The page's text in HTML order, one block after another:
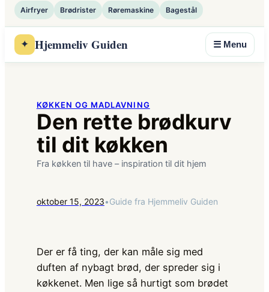
Airfryer Brødrister Røremaskine Bagestål
✦ Hjemmeliv Guiden ☰ Menu
KØKKEN OG MADLAVNING
Den rette brødkurv
til dit køkken
Fra køkken til have – inspiration til dit hjem
oktober 15, 2023•Guide fra Hjemmeliv Guiden
Der er få ting, der kan måle sig med
duften af nybagt brød, der spreder sig i
køkkenet. Men lige så hurtigt som brødet